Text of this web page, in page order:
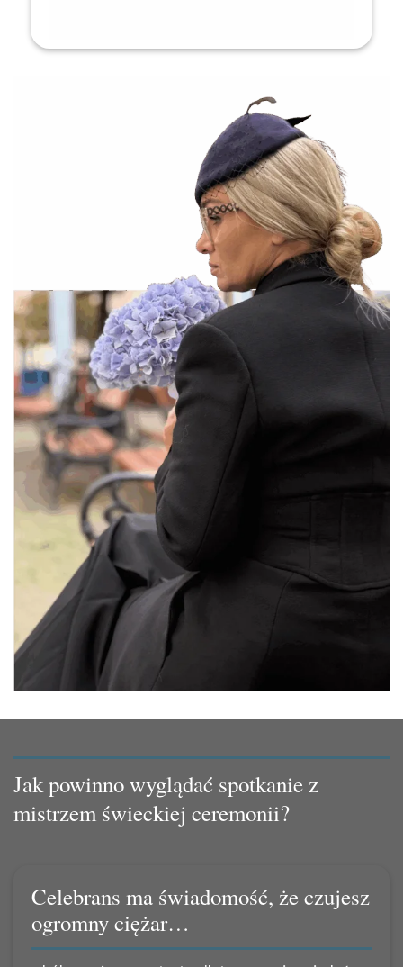
Jak powinno wyglądać spotkanie z
mistrzem świeckiej ceremonii?
Celebrans ma świadomość, że czujesz
ogromny ciężar…